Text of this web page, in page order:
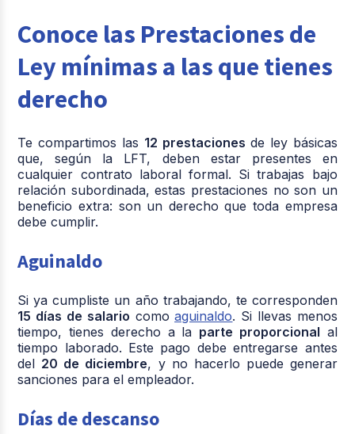
Conoce las Prestaciones de
Ley mínimas a las que tienes
derecho
Te compartimos las 12 prestaciones de ley básicas
que, según la LFT, deben estar presentes en
cualquier contrato laboral formal. Si trabajas bajo
relación subordinada, estas prestaciones no son un
beneficio extra: son un derecho que toda empresa
debe cumplir.
Aguinaldo
Si ya cumpliste un año trabajando, te corresponden
15 días de salario comoaguinaldo. Si llevas menos
tiempo, tienes derecho a la parte proporcional al
tiempo laborado. Este pago debe entregarse antes
del 20 de diciembre, y no hacerlo puede generar
sanciones para el empleador.
Días de descanso